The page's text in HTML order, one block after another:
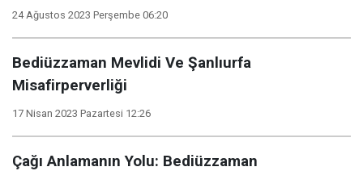
24 Ağustos 2023 Perşembe 06:20
Bediüzzaman Mevlidi Ve Şanlıurfa
Misafirperverliği
17 Nisan 2023 Pazartesi 12:26
Çağı Anlamanın Yolu: Bediüzzaman